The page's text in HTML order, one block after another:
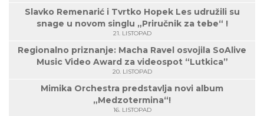
Slavko Remenarić i Tvrtko Hopek Les udružili su
snage u novom singlu „Priručnik za tebe“ !
21. LISTOPAD
Regionalno priznanje: Macha Ravel osvojila SoAlive
Music Video Award za videospot “Lutkica”
20. LISTOPAD
Mimika Orchestra predstavlja novi album
„Medzotermina“!
16. LISTOPAD